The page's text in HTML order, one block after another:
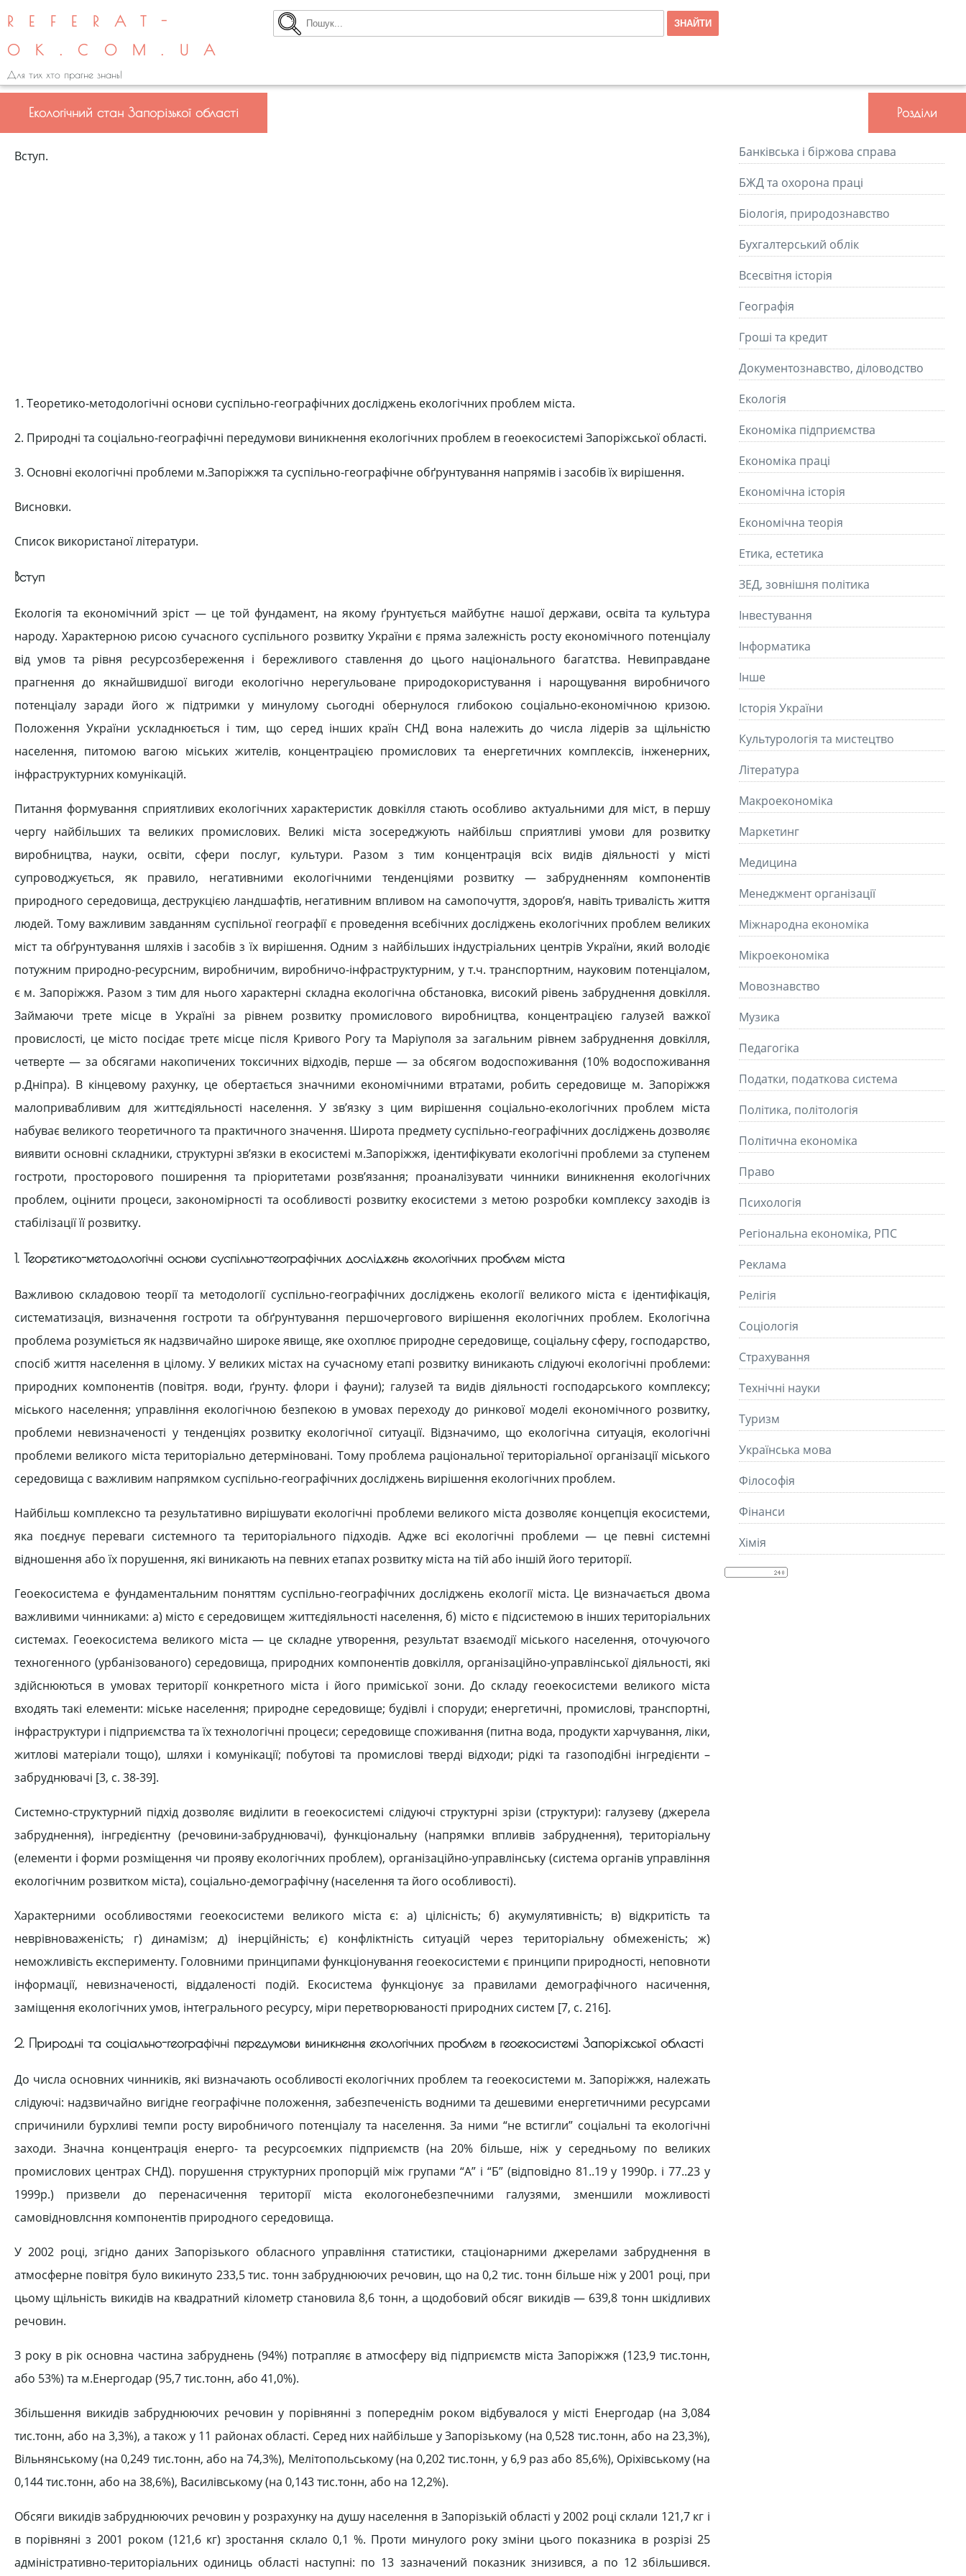
REFERAT-
OK.COM.UA
Для тих хто прагне знань!
Екологічний стан Запорізької області
Вступ.
1. Теоретико-методологічні основи суспільно-географічних досліджень екологічних проблем міста.
2. Природні та соціально-географічні передумови виникнення екологічних проблем в геоекосистемі Запоріжської області.
3. Основні екологічні проблеми м.Запоріжжя та суспільно-географічне обґрунтування напрямів і засобів їх вирішення.
Висновки.
Список використаної літератури.
Вступ
Екологія та економічний зріст — це той фундамент, на якому ґрунтується майбутнє нашої держави, освіта та культура
народу. Характерною рисою сучасного суспільного розвитку України є пряма залежність росту економічного потенціалу
від умов та рівня ресурсозбереження і бережливого ставлення до цього національного багатства. Невиправдане
прагнення до якнайшвидшої вигоди екологічно нерегульоване природокористування і нарощування виробничого
потенціалу заради його ж підтримки у минулому сьогодні обернулося глибокою соціально-економічною кризою.
Положення України ускладнюється і тим, що серед інших країн СНД вона належить до числа лідерів за щільністю
населення, питомою вагою міських жителів, концентрацією промислових та енергетичних комплексів, інженерних,
інфраструктурних комунікацій.
Питання формування сприятливих екологічних характеристик довкілля стають особливо актуальними для міст, в першу
чергу найбільших та великих промислових. Великі міста зосереджують найбільш сприятливі умови для розвитку
виробництва, науки, освіти, сфери послуг, культури. Разом з тим концентрація всіх видів діяльності у місті
супроводжується, як правило, негативними екологічними тенденціями розвитку — забрудненням компонентів
природного середовища, деструкцією ландшафтів, негативним впливом на самопочуття, здоров’я, навіть тривалість життя
людей. Тому важливим завданням суспільної географії є проведення всебічних досліджень екологічних проблем великих
міст та обґрунтування шляхів і засобів з їх вирішення. Одним з найбільших індустріальних центрів України, який володіє
потужним природно-ресурсним, виробничим, виробничо-інфраструктурним, у т.ч. транспортним, науковим потенціалом,
є м. Запоріжжя. Разом з тим для нього характерні складна екологічна обстановка, високий рівень забруднення довкілля.
Займаючи трете місце в Україні за рівнем розвитку промислового виробництва, концентрацією галузей важкої
провислості, це місто посідає третє місце після Кривого Рогу та Маріуполя за загальним рівнем забруднення довкілля,
четверте — за обсягами накопичених токсичних відходів, перше — за обсягом водоспоживання (10% водоспоживання
р.Дніпра). В кінцевому рахунку, це обертається значними економічними втратами, робить середовище м. Запоріжжя
малопривабливим для життєдіяльності населення. У зв’язку з цим вирішення соціально-екологічних проблем міста
набуває великого теоретичного та практичного значення. Широта предмету суспільно-географічних досліджень дозволяє
виявити основні складники, структурні зв’язки в екосистемі м.Запоріжжя, ідентифікувати екологічні проблеми за ступенем
гостроти, просторового поширення та пріоритетами розв’язання; проаналізувати чинники виникнення екологічних
проблем, оцінити процеси, закономірності та особливості розвитку екосистеми з метою розробки комплексу заходів із
стабілізації її розвитку.
1. Теоретико-методологічні основи суспільно-географічних досліджень екологічних проблем міста
Важливою складовою теорії та методології суспільно-географічних досліджень екології великого міста є ідентифікація,
систематизація, визначення гостроти та обґрунтування першочергового вирішення екологічних проблем. Екологічна
проблема розуміється як надзвичайно широке явище, яке охоплює природне середовище, соціальну сферу, господарство,
спосіб життя населення в цілому. У великих містах на сучасному етапі розвитку виникають слідуючі екологічні проблеми:
природних компонентів (повітря. води, ґрунту. флори і фауни); галузей та видів діяльності господарського комплексу;
міського населення; управління екологічною безпекою в умовах переходу до ринкової моделі економічного розвитку,
проблеми невизначеності у тенденціях розвитку екологічної ситуації. Відзначимо, що екологічна ситуація, екологічні
проблеми великого міста територіально детерміновані. Тому проблема раціональної територіальної організації міського
середовища с важливим напрямком суспільно-географічних досліджень вирішення екологічних проблем.
Найбільш комплексно та результативно вирішувати екологічні проблеми великого міста дозволяє концепція екосистеми,
яка поєднує переваги системного та територіального підходів. Адже всі екологічні проблеми — це певні системні
відношення або їх порушення, які виникають на певних етапах розвитку міста на тій або іншій його території.
Геоекосистема е фундаментальним поняттям суспільно-географічних досліджень екології міста. Це визначається двома
важливими чинниками: а) місто є середовищем життєдіяльності населення, б) місто є підсистемою в інших територіальних
системах. Геоекосистема великого міста — це складне утворення, результат взаємодії міського населення, оточуючого
техногенного (урбанізованого) середовища, природних компонентів довкілля, організаційно-управлінської діяльності, які
здійснюються в умовах території конкретного міста і його приміської зони. До складу геоекосистеми великого міста
входять такі елементи: міське населення; природне середовище; будівлі і споруди; енергетичні, промислові, транспортні,
інфраструктури і підприємства та їх технологічні процеси; середовище споживання (питна вода, продукти харчування, ліки,
житлові матеріали тощо), шляхи і комунікації; побутові та промислові тверді відходи; рідкі та газоподібні інгредієнти –
забруднювачі [3, c. 38-39].
Системно-структурний підхід дозволяє виділити в геоекосистемі слідуючі структурні зрізи (структури): галузеву (джерела
забруднення), інгредієнтну (речовини-забруднювачі), функціональну (напрямки впливів забруднення), територіальну
(елементи і форми розміщення чи прояву екологічних проблем), організаційно-управлінську (система органів управління
екологічним розвитком міста), соціально-демографічну (населення та його особливості).
Характерними особливостями геоекосистеми великого міста є: а) цілісність; б) акумулятивність; в) відкритість та
неврівноваженість; г) динамізм; д) інерційність; є) конфліктність ситуацій через територіальну обмеженість; ж)
неможливість експерименту. Головними принципами функціонування геоекосистеми є принципи природності, неповноти
інформації, невизначеності, віддаленості подій. Екосистема функціонує за правилами демографічного насичення,
заміщення екологічних умов, інтегрального ресурсу, міри перетворюваності природних систем [7, c. 216].
2. Природні та соціально-географічні передумови виникнення екологічних проблем в геоекосистемі Запоріжської області
До числа основних чинників, які визначають особливості екологічних проблем та геоекосистеми м. Запоріжжя, належать
слідуючі: надзвичайно вигідне географічне положення, забезпеченість водними та дешевими енергетичними ресурсами
спричинили бурхливі темпи росту виробничого потенціалу та населення. За ними “не встигли” соціальні та екологічні
заходи. Значна концентрація енерго- та ресурсоємких підприємств (на 20% більше, ніж у середньому по великих
промислових центрах СНД). порушення структурних пропорцій між групами “А” і “Б” (відповідно 81..19 у 1990р. і 77..23 у
1999р.) призвели до перенасичення території міста екологонебезпечними галузями, зменшили можливості
самовідновлсння компонентів природного середовища.
У 2002 році, згідно даних Запорізького обласного управління статистики, стаціонарними джерелами забруднення в
атмосферне повітря було викинуто 233,5 тис. тонн забруднюючих речовин, що на 0,2 тис. тонн більше ніж у 2001 році, при
цьому щільність викидів на квадратний кілометр становила 8,6 тонн, а щодобовий обсяг викидів — 639,8 тонн шкідливих
речовин.
З року в рік основна частина забруднень (94%) потрапляє в атмосферу від підприємств міста Запоріжжя (123,9 тис.тонн,
або 53%) та м.Енергодар (95,7 тис.тонн, або 41,0%).
Збільшення викидів забруднюючих речовин у порівнянні з попереднім роком відбувалося у місті Енергодар (на 3,084
тис.тонн, або на 3,3%), а також у 11 районах області. Серед них найбільше у Запорізькому (на 0,528 тис.тонн, або на 23,3%),
Вільнянському (на 0,249 тис.тонн, або на 74,3%), Мелітопольському (на 0,202 тис.тонн, у 6,9 раз або 85,6%), Оріхівському (на
0,144 тис.тонн, або на 38,6%), Василівському (на 0,143 тис.тонн, або на 12,2%).
Обсяги викидів забруднюючих речовин у розрахунку на душу населення в Запорізькій області у 2002 році склали 121,7 кг і
в порівняні з 2001 роком (121,6 кг) зростання склало 0,1 %. Проти минулого року зміни цього показника в розрізі 25
адміністративно-територіальних одиниць області наступні: по 13 зазначений показник знизився, а по 12 збільшився.
Розділи
Банківська і біржова справа
БЖД та охорона праці
Біологія, природознавство
Бухгалтерський облік
Всесвітня історія
Географія
Гроші та кредит
Документознавство, діловодство
Екологія
Економіка підприємства
Економіка праці
Економічна історія
Економічна теорія
Етика, естетика
ЗЕД, зовнішня політика
Інвестування
Інформатика
Інше
Історія України
Культурологія та мистецтво
Літературa
Макроекономіка
Маркетинг
Медицина
Менеджмент організації
Міжнародна економіка
Мікроекономіка
Мовознавство
Музика
Педагогіка
Податки, податкова система
Політика, політологія
Політична економіка
Право
Психологія
Регіональна економіка, РПС
Реклама
Релігія
Соціологія
Страхування
Технічні науки
Туризм
Українська мова
Філософія
Фінанси
Хімія